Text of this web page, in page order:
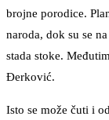
brojne porodice.
naroda, dok su se
stada stoke.
Đerković.
Isto se može čuti i